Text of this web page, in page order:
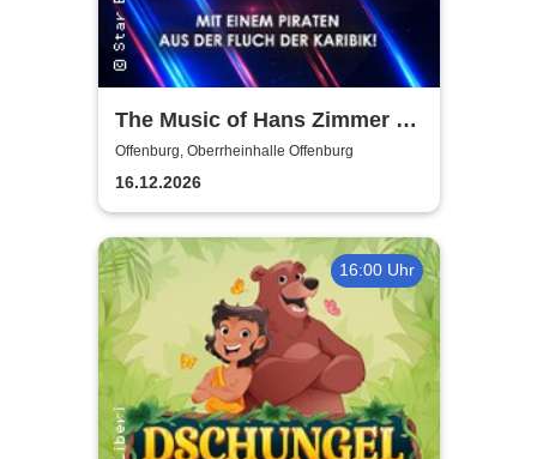
The Music of Hans Zimmer &
Others - A Celebration of Film
Music
Offenburg, Oberrheinhalle Offenburg
16.12.2026
16:00 Uhr